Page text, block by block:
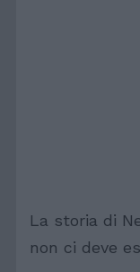
La storia di
non ci deve